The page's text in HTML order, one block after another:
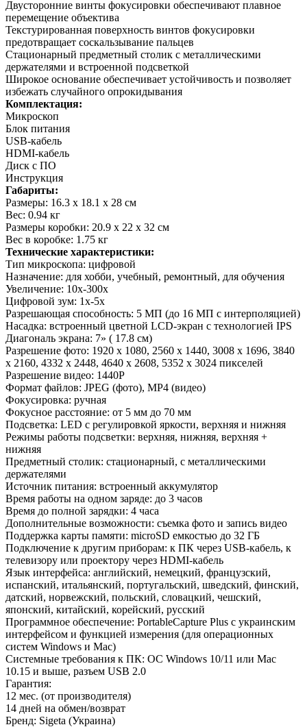
Двусторонние винты фокусировки обеспечивают плавное
перемещение объектива
Текстурированная поверхность винтов фокусировки
предотвращает соскальзывание пальцев
Стационарный предметный столик с металлическими
держателями и встроенной подсветкой
Широкое основание обеспечивает устойчивость и позволяет
избежать случайного опрокидывания
Комплектация:
Микроскоп
Блок питания
USB-кабель
HDMI-кабель
Диск с ПО
Инструкция
Габариты:
Размеры: 16.3 х 18.1 х 28 см
Вес: 0.94 кг
Размеры коробки: 20.9 х 22 х 32 см
Вес в коробке: 1.75 кг
Технические характеристики:
Тип микроскопа: цифровой
Назначение: для хобби, учебный, ремонтный, для обучения
Увеличение: 10х-300х
Цифровой зум: 1х-5х
Разрешающая способность: 5 МП (до 16 МП с интерполяцией)
Насадка: встроенный цветной LCD-экран с технологией IPS
Диагональ экрана: 7» ( 17.8 см)
Разрешение фото: 1920 х 1080, 2560 х 1440, 3008 х 1696, 3840
х 2160, 4332 х 2448, 4640 х 2608, 5352 х 3024 пикселей
Разрешение видео: 1440Р
Формат файлов: JPEG (фото), MP4 (видео)
Фокусировка: ручная
Фокусное расстояние: от 5 мм до 70 мм
Подсветка: LED с регулировкой яркости, верхняя и нижняя
Режимы работы подсветки: верхняя, нижняя, верхняя +
нижняя
Предметный столик: стационарный, с металлическими
держателями
Источник питания: встроенный аккумулятор
Время работы на одном заряде: до 3 часов
Время до полной зарядки: 4 часа
Дополнительные возможности: съемка фото и запись видео
Поддержка карты памяти: microSD емкостью до 32 ГБ
Подключение к другим приборам: к ПК через USB-кабель, к
телевизору или проектору через HDMI-кабель
Язык интерфейса: английский, немецкий, французский,
испанский, итальянский, португальский, шведский, финский,
датский, норвежский, польский, словацкий, чешский,
японский, китайский, корейский, русский
Программное обеспечение: PortableCapture Plus с украинским
интерфейсом и функцией измерения (для операционных
систем Windows и Mac)
Системные требования к ПК: ОС Windows 10/11 или Mac
10.15 и выше, разъем USB 2.0
Гарантия:
12 мес. (от производителя)
14 дней на обмен/возврат
Бренд: Sigeta (Украина)